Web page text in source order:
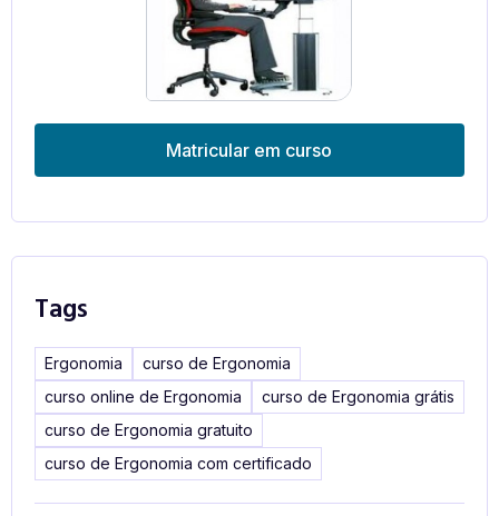
Matricular em curso
Tags
Ergonomia
curso de Ergonomia
curso online de Ergonomia
curso de Ergonomia grátis
curso de Ergonomia gratuito
curso de Ergonomia com certificado